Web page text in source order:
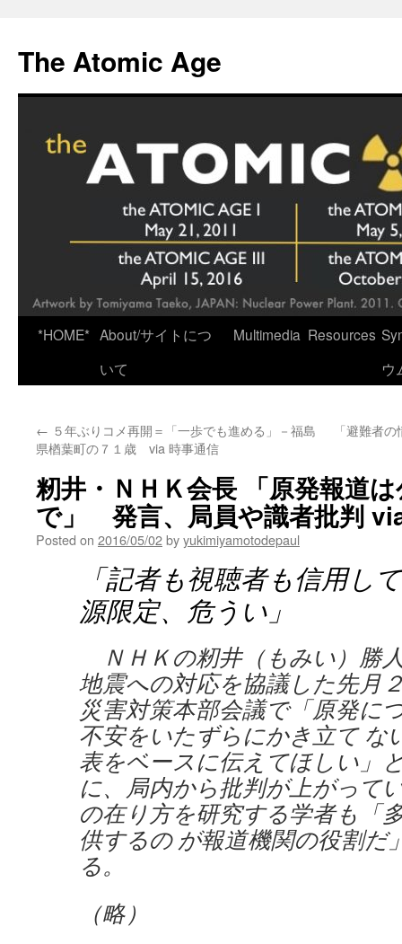
content
The Atomic Age
*HOME* About/サイトにつ
いて
Multimedia Resources
ウ
← ５年ぶりコメ再開＝「一歩でも進める」－福島
県楢葉町の７１歳 via 時事通信
「避難者
籾井・ＮＨＫ会長 「原発報道
で」 発言、局員や識者批判
Posted on 2016/05/02byyukimiyamotodepaul
「記者も視聴者も信用し
源限定、危うい」
ＮＨＫの籾井（もみい）勝
地震への対応を協議した先月
災害対策本部会議で「原発に
不安をいたずらにかき立て な
表をベースに伝えてほしい」
に、局内から批判が上がって
の在り方を研究する学者も「
供するの が報道機関の役割だ
る。
（略）